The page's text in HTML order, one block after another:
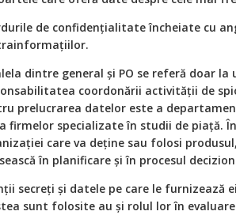
de confidențialitate încheiate cu
dintre general și PO se referă doar
coordonării activității de
prelucrarea datelor este a
firmelor specializate în studii de piață.
care va deține sau folosi
în planificare și în procesul
secreți și datele pe care le furnizează
sunt folosite au și rolul lor în